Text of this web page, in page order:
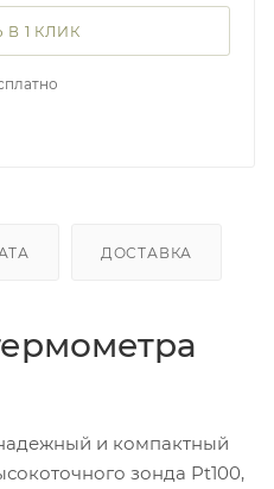
В 1 КЛИК
ДОСТАВКА
и компактный
зонда Pt100,